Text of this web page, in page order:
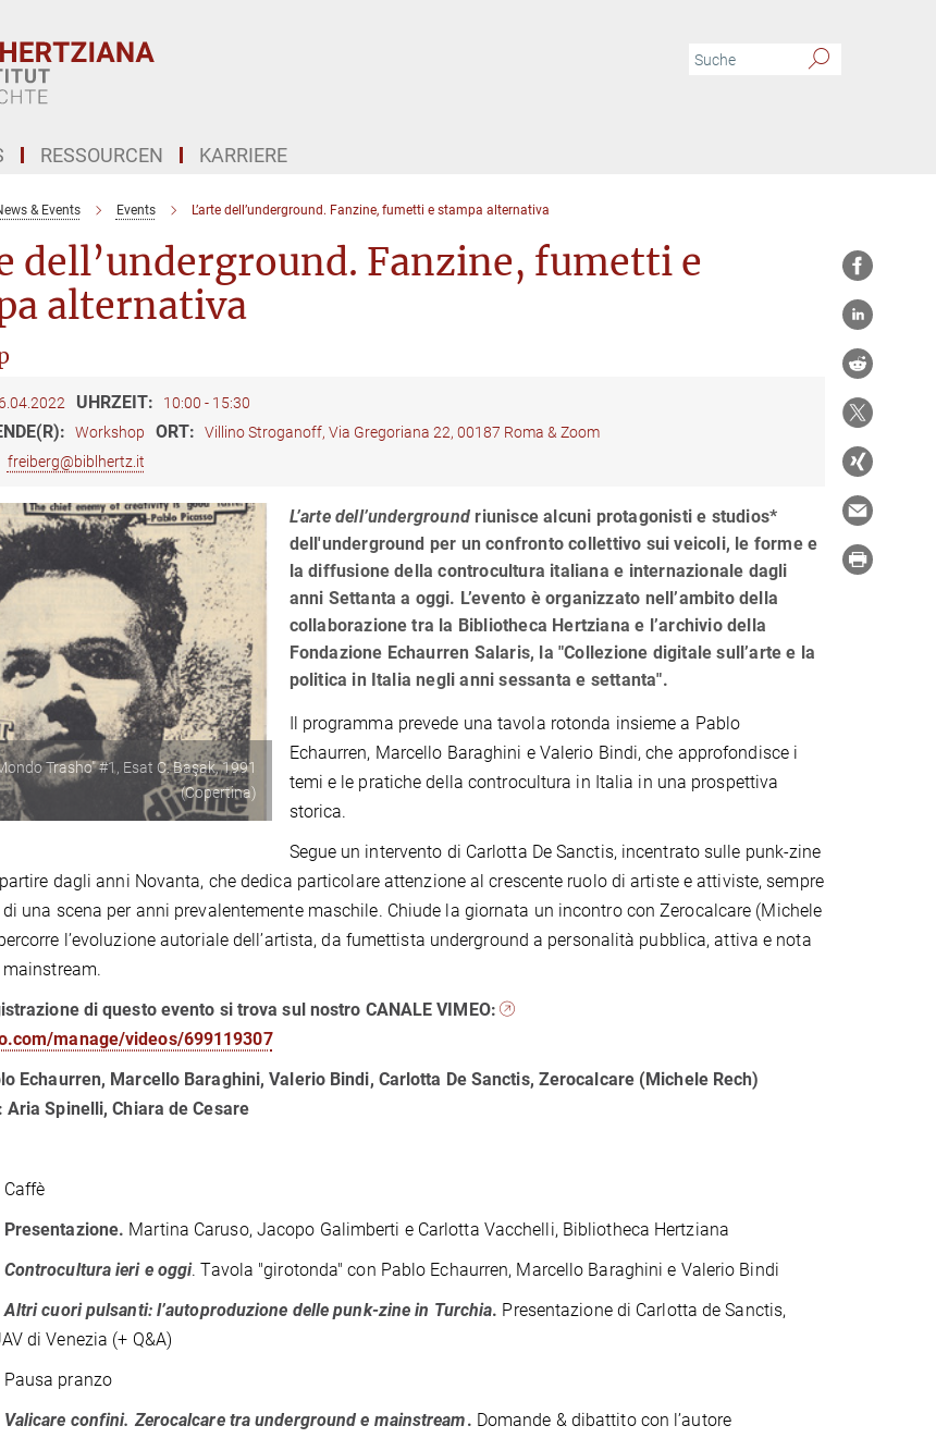
RESSOURCEN KARRIERE
& Events Events L’arte dell’underground. Fanzine, fumetti e stampa alternativa
dell’underground. Fanzine, fumetti e
alternativa
UHRZEIT: 10:00 - 15:30
Workshop ORT: Villino Stroganoff, Via Gregoriana 22, 00187 Roma & Zoom
freiberg@biblhertz.it
Trasho" #1, Esat C. Başak, 1991
(Copertina)
L’arte dell’underground riunisce alcuni protagonisti e studios*
dell'underground per un confronto collettivo sui veicoli, le forme e
la diffusione della controcultura italiana e internazionale dagli
anni Settanta a oggi. L’evento è organizzato nell’ambito della
collaborazione tra la Bibliotheca Hertziana e l’archivio della
Fondazione Echaurren Salaris, la "Collezione digitale sull’arte e la
politica in Italia negli anni sessanta e settanta".
Il programma prevede una tavola rotonda insieme a Pablo
Echaurren, Marcello Baraghini e Valerio Bindi, che approfondisce i
temi e le pratiche della controcultura in Italia in una prospettiva
storica.
Segue un intervento di Carlotta De Sanctis, incentrato sulle punk-zine
dagli anni Novanta, che dedica particolare attenzione al ​​crescente ruolo di artiste e attiviste, sempre
una scena per anni prevalentemente maschile. Chiude la giornata un incontro con Zerocalcare (Michele
l’evoluzione autoriale dell’artista, da fumettista underground a personalità pubblica, attiva e nota
di questo evento si trova sul nostro CANALE VIMEO:
manage/videos/699119307
Echaurren, Marcello Baraghini, Valerio Bindi, Carlotta De Sanctis, Zerocalcare (Michele Rech)
Aria Spinelli, Chiara de Cesare
Presentazione. Martina Caruso, Jacopo Galimberti e Carlotta Vacchelli, Bibliotheca Hertziana
Controcultura ieri e oggi. Tavola "girotonda" con Pablo Echaurren, Marcello Baraghini e Valerio Bindi
Altri cuori pulsanti: l’autoproduzione delle punk-zine in Turchia. Presentazione di Carlotta de Sanctis,
di Venezia (+ Q&A)
pranzo
Valicare confini. Zerocalcare tra underground e mainstream. Domande & dibattito con l’autore